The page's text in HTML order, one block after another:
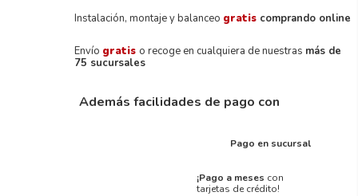
Instalación, montaje y balanceo gratis comprando online
Envío gratis o recoge en cualquiera de nuestras más de
75 sucursales
Además facilidades de pago con
Pago en sucursal
¡Pago a meses con
tarjetas de crédito!